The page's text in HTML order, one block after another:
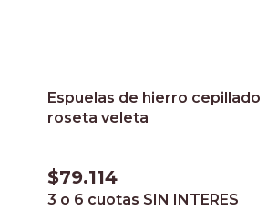
Espuelas de hierro cepillado
roseta veleta
$79.114
3 o 6 cuotas SIN INTERES